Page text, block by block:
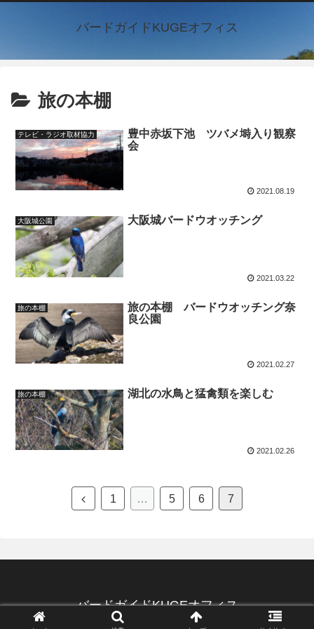
バードガイドKUGEオフィス
旅の本棚
テレビ・ラジオ取材協力
豊中赤坂下池 ツバメ塒入り観察
会
2021.08.19
大阪城公園 大阪城バードウオッチング
2021.03.22
旅の本棚
旅の本棚 バードウオッチング奈
良公園
2021.02.27
旅の本棚 湖北の水鳥と猛禽類を楽しむ
2021.02.26
1 … 5 6 7
バードガイドKUGEオフィス
© 2020 バードガイドKUGEオフィス.